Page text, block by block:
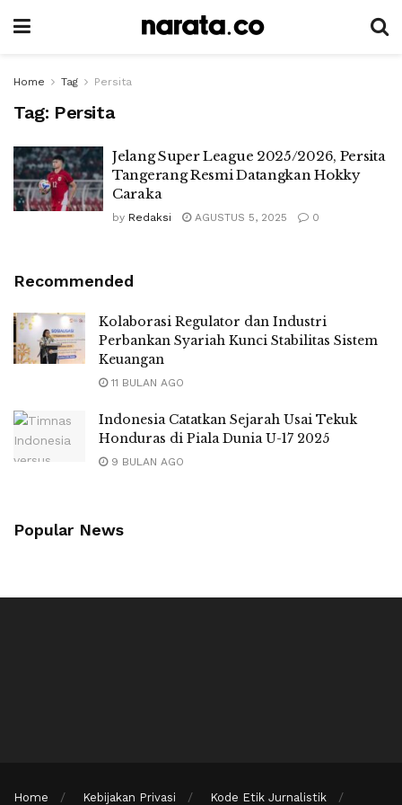
Home Tag Persita
Tag: Persita
Jelang Super League 2025/2026, Persita
Tangerang Resmi Datangkan Hokky
Caraka
by Redaksi AGUSTUS 5, 2025 0
Recommended
Kolaborasi Regulator dan Industri
Perbankan Syariah Kunci Stabilitas Sistem
Keuangan
11 BULAN AGO
Indonesia Catatkan Sejarah Usai Tekuk
Honduras di Piala Dunia U-17 2025
9 BULAN AGO
Popular News
Home Kebijakan Privasi Kode Etik Jurnalistik